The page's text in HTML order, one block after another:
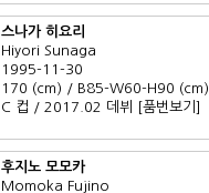
스나가 히요리
Hiyori Sunaga
1995-11-30
170 (cm) / B85-W60-H90 (cm)
C 컵 / 2017.02 데뷔
[품번보기]
후지노 모모카
Momoka Fujino